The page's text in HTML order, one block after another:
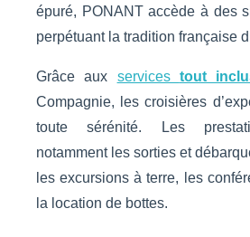
épuré, PONANT accède à des
perpétuant la tradition française
Grâce aux services tout
Compagnie, les croisières
toute sérénité. Les
notamment les sorties et
les excursions à terre, les
la location de bottes.